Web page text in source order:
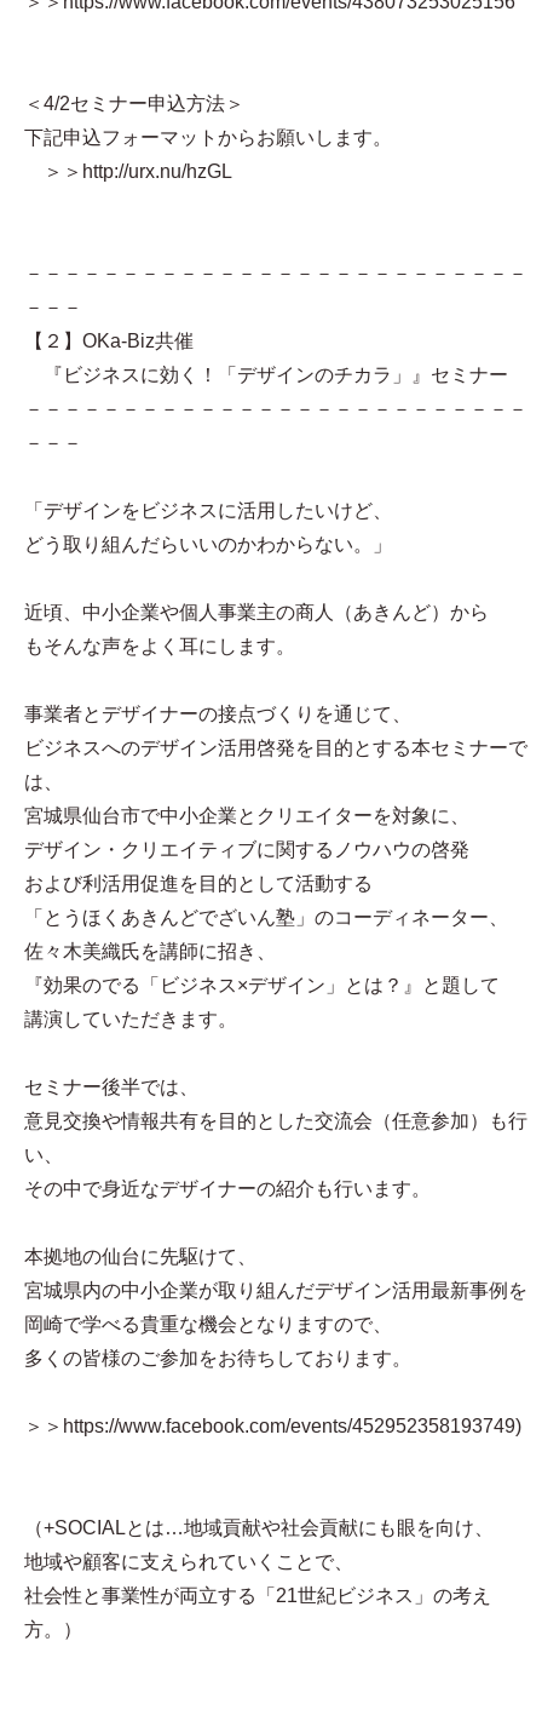
＜4/2セミナー申込方法＞
下記申込フォーマットからお願いします。
＞＞http://urx.nu/hzGL
－－－－－－－－－－－－－－－－－－－－－－－－－－
－－－
【２】OKa-Biz共催
『ビジネスに効く！「デザインのチカラ」』セミナー
－－－－－－－－－－－－－－－－－－－－－－－－－－
－－－
「デザインをビジネスに活用したいけど、
どう取り組んだらいいのかわからない。」
近頃、中小企業や個人事業主の商人（あきんど）から
もそんな声をよく耳にします。
事業者とデザイナーの接点づくりを通じて、
ビジネスへのデザイン活用啓発を目的とする本セミナーで
は、
宮城県仙台市で中小企業とクリエイターを対象に、
デザイン・クリエイティブに関するノウハウの啓発
および利活用促進を目的として活動する
「とうほくあきんどでざいん塾」のコーディネーター、
佐々木美織氏を講師に招き、
『効果のでる「ビジネス×デザイン」とは？』と題して
講演していただきます。
セミナー後半では、
意見交換や情報共有を目的とした交流会（任意参加）も行
い、
その中で身近なデザイナーの紹介も行います。
本拠地の仙台に先駆けて、
宮城県内の中小企業が取り組んだデザイン活用最新事例を
岡崎で学べる貴重な機会となりますので、
多くの皆様のご参加をお待ちしております。
＞＞https://www.facebook.com/events/452952358193749)
（+SOCIALとは…地域貢献や社会貢献にも眼を向け、
地域や顧客に支えられていくことで、
社会性と事業性が両立する「21世紀ビジネス」の考え
方。）